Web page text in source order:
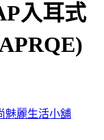
入耳式
魅麗生活小舖